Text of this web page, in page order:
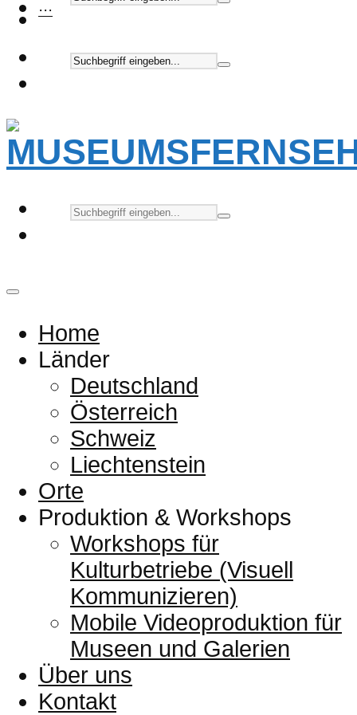
···
Home
Länder
Deutschland
Österreich
Schweiz
Liechtenstein
Orte
Produktion & Workshops
Workshops für
Kulturbetriebe (Visuell
Kommunizieren)
Mobile Videoproduktion für
Museen und Galerien
Über uns
Kontakt